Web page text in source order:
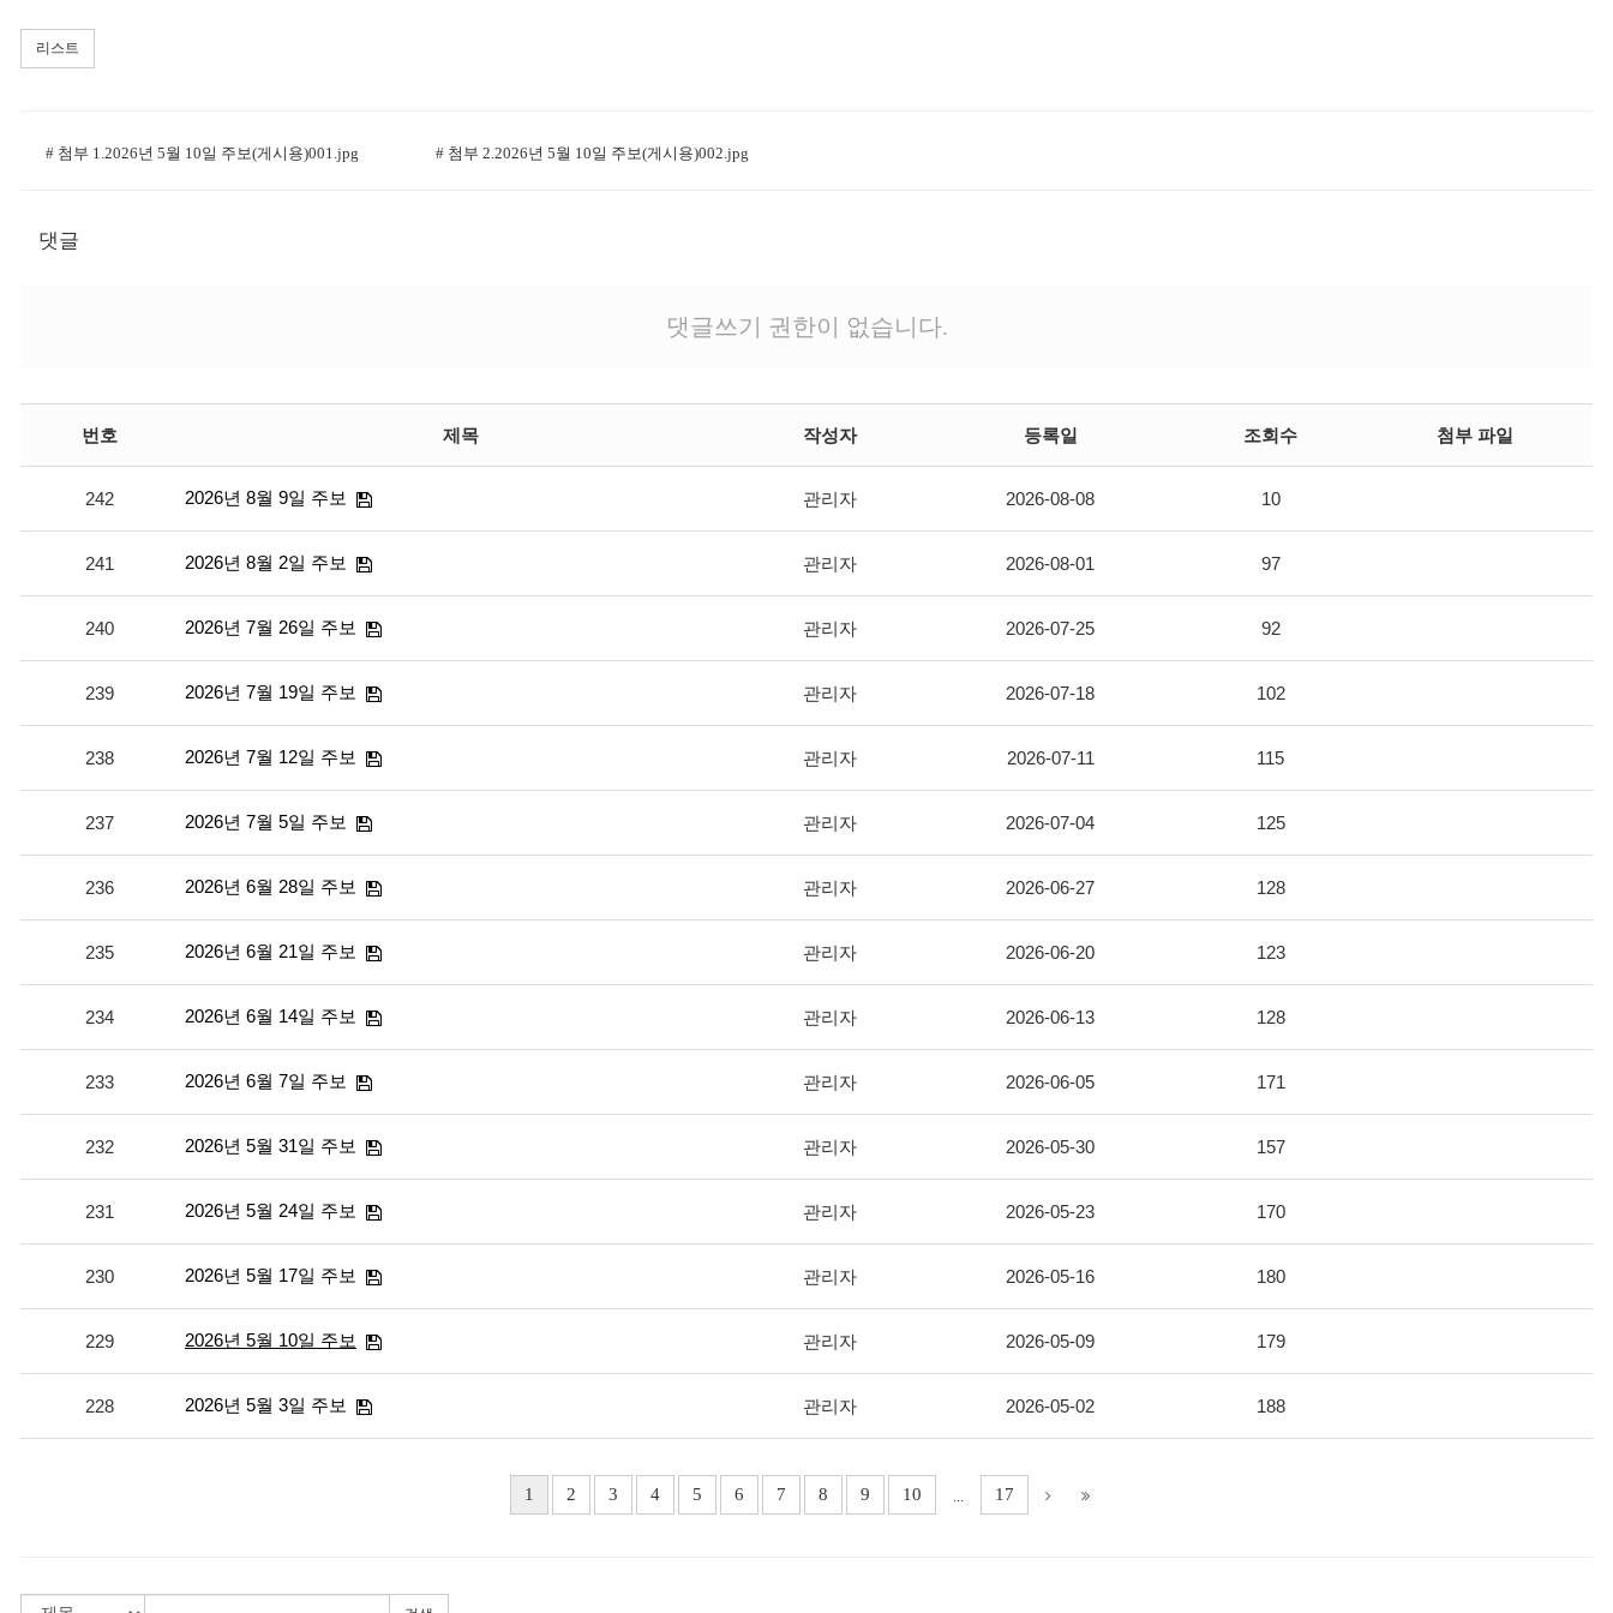
리스트
# 첨부 1.2026년 5월 10일 주보(게시용)001.jpg # 첨부 2.2026년 5월 10일 주보(게시용)002.jpg
댓글
댓글쓰기 권한이 없습니다.
번호 제목 작성자 등록일 조회수 첨부 파일
242 2026년 8월 9일 주보 관리자 2026-08-08 10
241 2026년 8월 2일 주보 관리자 2026-08-01 97
240 2026년 7월 26일 주보 관리자 2026-07-25 92
239 2026년 7월 19일 주보 관리자 2026-07-18 102
238 2026년 7월 12일 주보 관리자 2026-07-11 115
237 2026년 7월 5일 주보 관리자 2026-07-04 125
236 2026년 6월 28일 주보 관리자 2026-06-27 128
235 2026년 6월 21일 주보 관리자 2026-06-20 123
234 2026년 6월 14일 주보 관리자 2026-06-13 128
233 2026년 6월 7일 주보 관리자 2026-06-05 171
232 2026년 5월 31일 주보 관리자 2026-05-30 157
231 2026년 5월 24일 주보 관리자 2026-05-23 170
230 2026년 5월 17일 주보 관리자 2026-05-16 180
229 2026년 5월 10일 주보 관리자 2026-05-09 179
228 2026년 5월 3일 주보 관리자 2026-05-02 188
1 2 3 4 5 6 7 8 9 10 ... 17